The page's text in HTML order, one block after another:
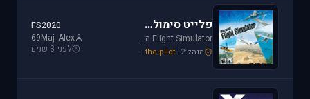
פלייט סימולטור
Flight Simulator הוא סימולטור טיסה הפופולארי והריאליסטי ביותר בתחום התעופה האזרחית. שתף וקבל תמיכה עבור שדות תעופה, סינרים, צביעות ומטוסים עבור FSX ו-FS2004.
מנהל: Mike_69th ,the-pilot+2
FS2020
69Maj_Alex
לפני 3 שנים